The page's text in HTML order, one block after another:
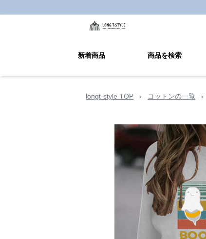
新着商品 商品を検索
longt-style TOP › コットンの一覧 ›